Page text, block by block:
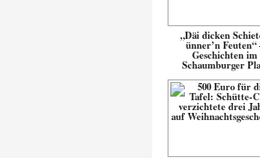
„Däi dicken
ünner’n Feuten“
Geschichten im
Schaumburger